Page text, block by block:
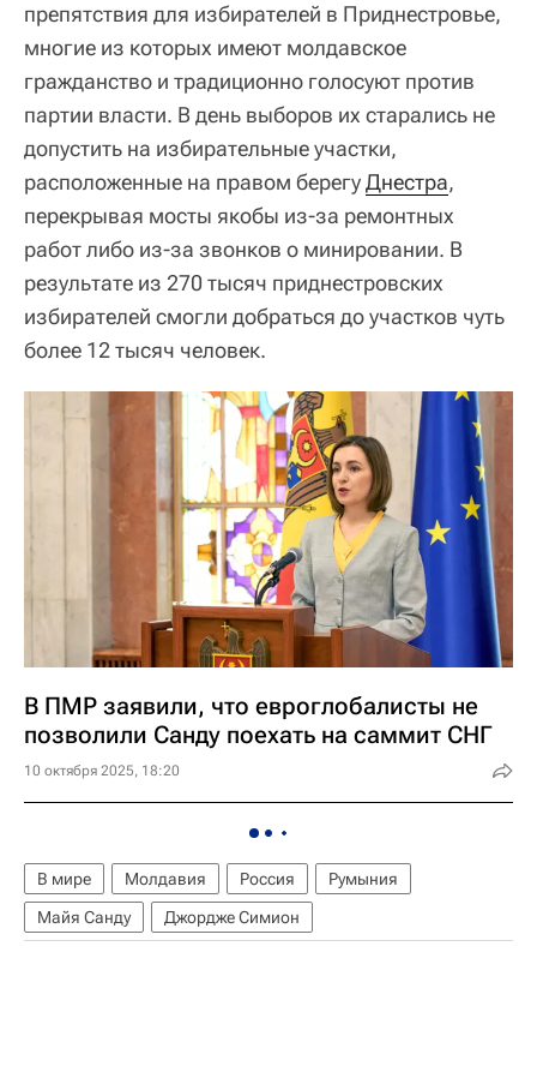
препятствия для избирателей в Приднестровье,
многие из которых имеют молдавское
гражданство и традиционно голосуют против
партии власти. В день выборов их старались не
допустить на избирательные участки,
расположенные на правом берегуДнестра,
перекрывая мосты якобы из-за ремонтных
работ либо из-за звонков о минировании. В
результате из 270 тысяч приднестровских
избирателей смогли добраться до участков чуть
более 12 тысяч человек.
В ПМР заявили, что евроглобалисты не
позволили Санду поехать на саммит СНГ
10 октября 2025, 18:20
В мире Молдавия Россия
Румыния
Майя Санду
Джордже Симион